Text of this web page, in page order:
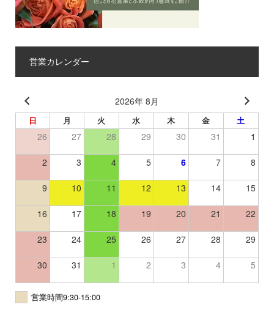
営業カレンダー
2026年 8月
日 月 火 水 木 金 土
26 27 28 29 30 31 1
2 3 4 5 6 7 8
9 10 11 12 13 14 15
16 17 18 19 20 21 22
23 24 25 26 27 28 29
30 31 1 2 3 4 5
営業時間9:30-15:00